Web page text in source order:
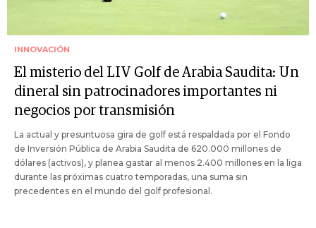
INNOVACIÓN
El misterio del LIV Golf de Arabia Saudita: Un
dineral sin patrocinadores importantes ni
negocios por transmisión
La actual y presuntuosa gira de golf está respaldada por el Fondo
de Inversión Pública de Arabia Saudita de 620.000 millones de
dólares (activos), y planea gastar al menos 2.400 millones en la liga
durante las próximas cuatro temporadas, una suma sin
precedentes en el mundo del golf profesional.